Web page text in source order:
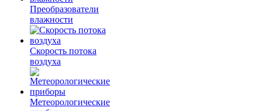
Преобразователи
влажности
Скорость потока
воздуха
Метеорологические